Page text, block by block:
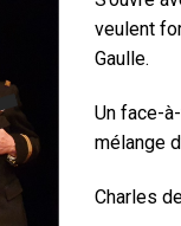
veulent
Gaulle.
Un face-
mélange
Charles